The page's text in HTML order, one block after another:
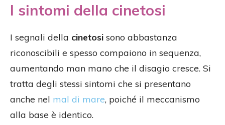
I sintomi della cinetosi
I segnali della cinetosi sono abbastanza
riconoscibili e spesso compaiono in sequenza,
aumentando man mano che il disagio cresce. Si
tratta degli stessi sintomi che si presentano
anche nel mal di mare, poiché il meccanismo
alla base è identico.